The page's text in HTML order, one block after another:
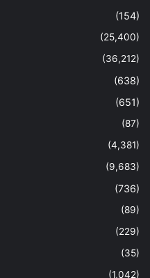
(154)
(25,400)
(36,212)
(638)
(651)
(87)
(4,381)
(9,683)
(736)
(89)
(229)
(35)
(1,042)